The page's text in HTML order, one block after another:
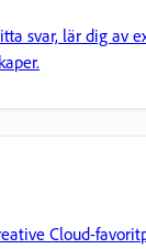
svar, lär dig av
Cloud-